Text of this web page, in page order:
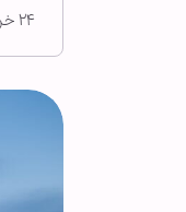
۲۴ خرداد ۱۴۰۴ - ۱۳:۰۱